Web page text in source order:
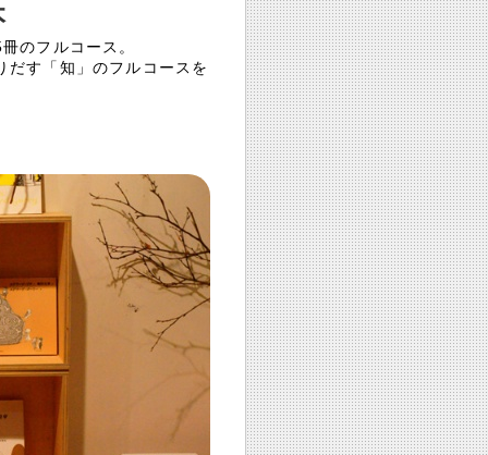
のフルコース。
だす「知」のフルコースを